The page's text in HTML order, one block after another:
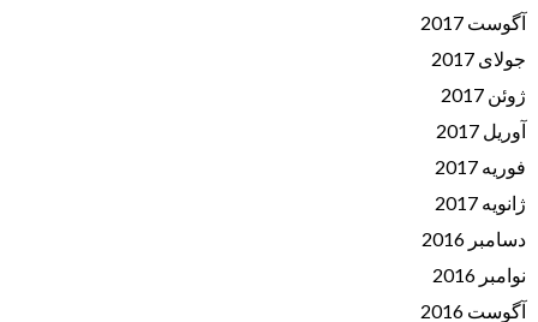
آگوست 2017
جولای 2017
ژوئن 2017
آوریل 2017
فوریه 2017
ژانویه 2017
دسامبر 2016
نوامبر 2016
آگوست 2016